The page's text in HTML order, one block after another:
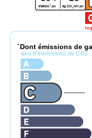
kWh/m 2 .an kg CO2/m2 .an
* Dont émissions de
peu d'émissions de CO2